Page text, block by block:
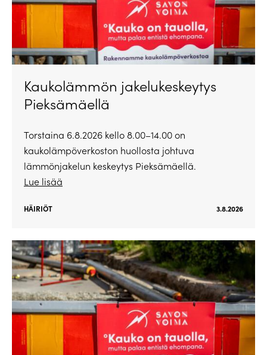
Kaukolämmön jakelukeskeytys
Pieksämäellä
Torstaina 6.8.2026 kello 8.00–14.00 on
kaukolämpöverkoston huollosta johtuva
lämmönjakelun keskeytys Pieksämäellä.
Lue lisää
HÄIRIÖT 3.8.2026